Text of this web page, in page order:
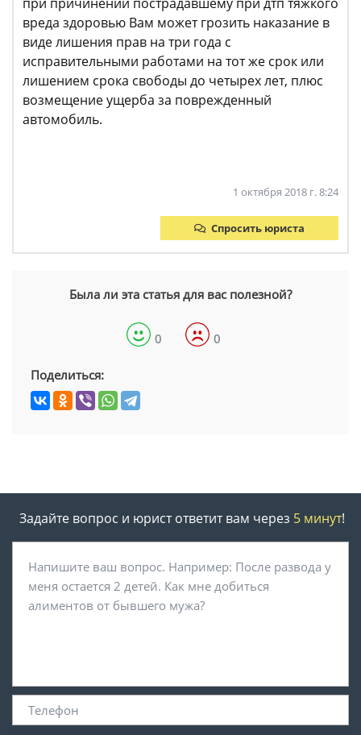
вреда здоровью Вам может грозить наказание в
виде лишения прав на три года с
исправительными работами на тот же срок или
лишением срока свободы до четырех лет, плюс
возмещение ущерба за поврежденный
автомобиль.
1 октября 2018 г. 8:24
Спросить юриста
Была ли эта статья для вас полезной?
0 0
Поделиться:
Задайте вопрос и юрист ответит вам через 5 минут!